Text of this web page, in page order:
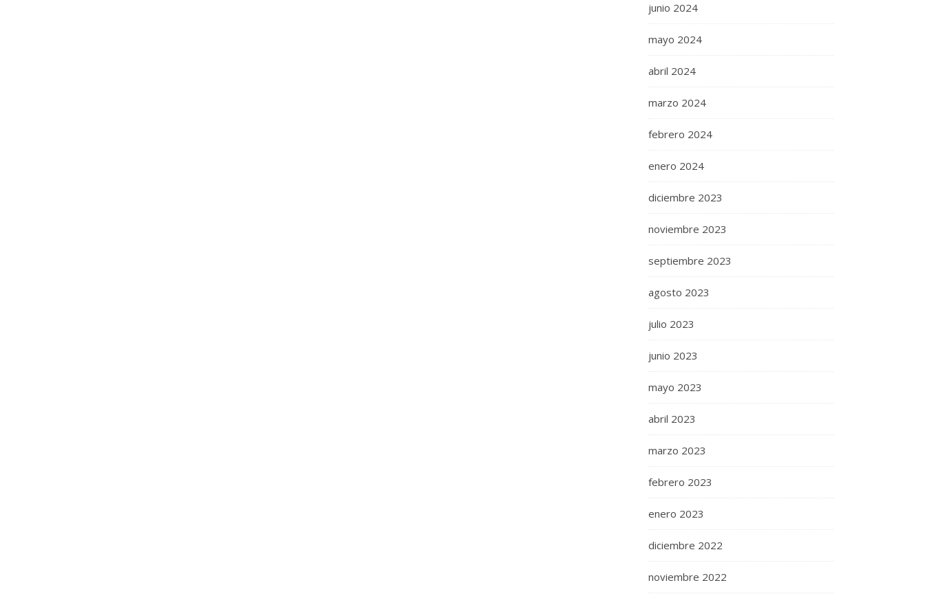
junio 2024
mayo 2024
abril 2024
marzo 2024
febrero 2024
enero 2024
diciembre 2023
noviembre 2023
septiembre 2023
agosto 2023
julio 2023
junio 2023
mayo 2023
abril 2023
marzo 2023
febrero 2023
enero 2023
diciembre 2022
noviembre 2022